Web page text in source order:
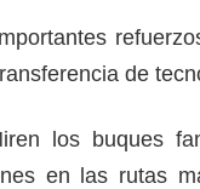
de
los buques
en las rutas